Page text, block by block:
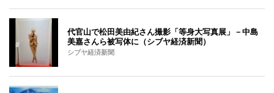
代官山で松田美由紀さん撮影「等身大写真展」－中島
美嘉さんら被写体に（シブヤ経済新聞）
シブヤ経済新聞